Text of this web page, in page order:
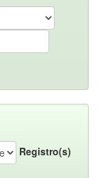
Registro(s)